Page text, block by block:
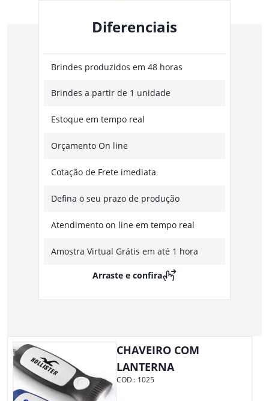
Diferenciais
Brindes produzidos em 48 horas
Brindes a partir de 1 unidade
Estoque em tempo real
Orçamento On line
Cotação de Frete imediata
Defina o seu prazo de produção
Atendimento on line em tempo real
Amostra Virtual Grátis em até 1 hora
Arraste e confira
CHAVEIRO COM
LANTERNA
COD.: 1025